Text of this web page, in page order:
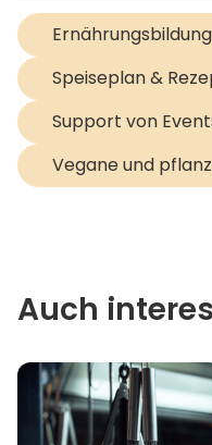
Ernährungsbildung
Speiseplan &
Support von
Vegane und
Auch